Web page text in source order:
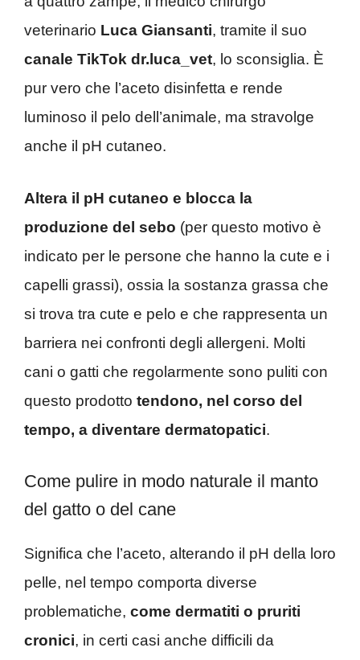
veterinario Luca Giansanti, tramite il suo
canale TikTok dr.luca_vet, lo sconsiglia. È
pur vero che l’aceto disinfetta e rende
luminoso il pelo dell’animale, ma stravolge
anche il pH cutaneo.
Altera il pH cutaneo e blocca la
produzione del sebo (per questo motivo è
indicato per le persone che hanno la cute e i
capelli grassi), ossia la sostanza grassa che
si trova tra cute e pelo e che rappresenta un
barriera nei confronti degli allergeni. Molti
cani o gatti che regolarmente sono puliti con
questo prodotto tendono, nel corso del
tempo, a diventare dermatopatici.
Come pulire in modo naturale il manto
del gatto o del cane
Significa che l’aceto, alterando il pH della loro
pelle, nel tempo comporta diverse
problematiche, come dermatiti o pruriti
cronici, in certi casi anche difficili da